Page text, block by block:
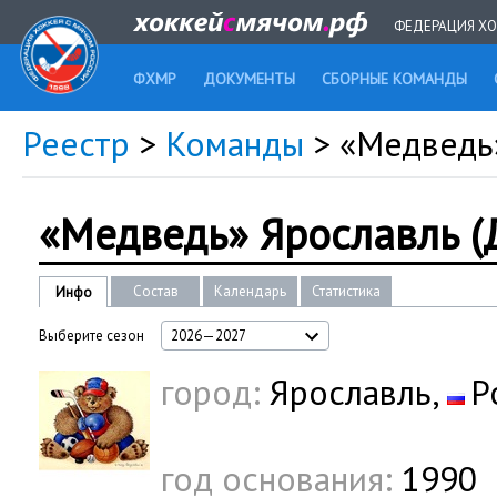
ФЕДЕРАЦИЯ
ФХМР ДОКУМЕНТЫ СБОРНЫЕ КОМАНДЫ
Реестр > Команды >
«Медведь»
Инфо Состав Календарь Статистика
Выберите сезон 2026—2027
город: Ярославль,
год основания: 1990